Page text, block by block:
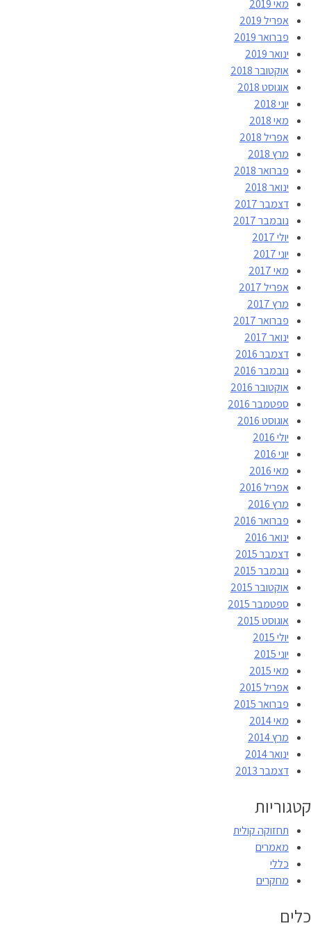
מאי 2019
אפריל 2019
פברואר 2019
ינואר 2019
אוקטובר 2018
אוגוסט 2018
יוני 2018
מאי 2018
אפריל 2018
מרץ 2018
פברואר 2018
ינואר 2018
דצמבר 2017
נובמבר 2017
יולי 2017
יוני 2017
מאי 2017
אפריל 2017
מרץ 2017
פברואר 2017
ינואר 2017
דצמבר 2016
נובמבר 2016
אוקטובר 2016
ספטמבר 2016
אוגוסט 2016
יולי 2016
יוני 2016
מאי 2016
אפריל 2016
מרץ 2016
פברואר 2016
ינואר 2016
דצמבר 2015
נובמבר 2015
אוקטובר 2015
ספטמבר 2015
אוגוסט 2015
יולי 2015
יוני 2015
מאי 2015
אפריל 2015
פברואר 2015
מאי 2014
מרץ 2014
ינואר 2014
דצמבר 2013
קטגוריות
תחזוקה קולית
מאמרים
כללי
מחקרים
כלים